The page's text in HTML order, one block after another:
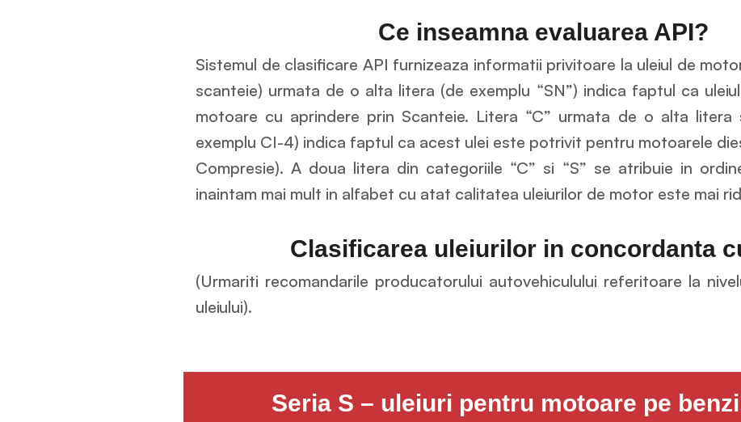
Ce inseamna evaluarea API?
Sistemul de clasificare API furnizeaza informatii privitoare la uleiul de
scanteie) urmata de o alta litera (de exemplu “SN”) indica faptul ca
motoare cu aprindere prin Scanteie. Litera “C” urmata de o alta litera
exemplu CI-4) indica faptul ca acest ulei este potrivit pentru motoarele
Compresie). A doua litera din categoriile “C” si “S” se atribuie in
inaintam mai mult in alfabet cu atat calitatea uleiurilor de motor este mai
Clasificarea uleiurilor in concordanta
(Urmariti recomandarile producatorului autovehiculului referitoare la
uleiului).
Seria S – uleiuri pentru motoare pe